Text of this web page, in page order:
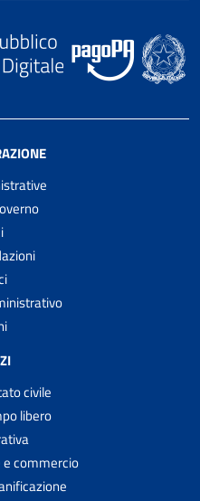
civile
libero
commercio